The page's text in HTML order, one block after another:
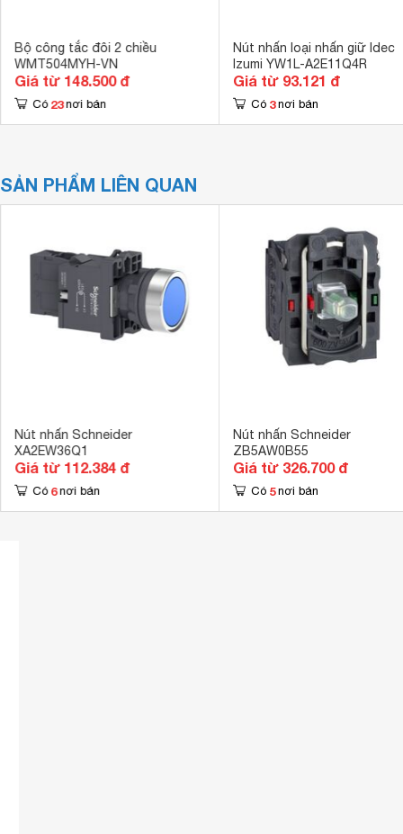
Bộ công tắc đôi 2 chiều
WMT504MYH-VN
Giá từ 148.500 đ
Có 23 nơi bán
Nút nhấn loại nhấn giữ Idec
Izumi YW1L-A2E11Q4R
Giá từ 93.121 đ
Có 3 nơi bán
SẢN PHẨM LIÊN QUAN
Nút nhấn Schneider
XA2EW36Q1
Giá từ 112.384 đ
Có 6 nơi bán
Nút nhấn Schneider
ZB5AW0B55
Giá từ 326.700 đ
Có 5 nơi bán